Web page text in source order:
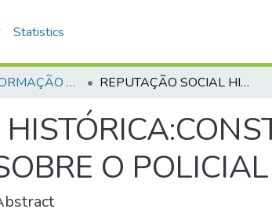
Statistics
CURSO DE FORMAÇÃO DE PRAÇAS - CFP - 2018 REPUTAÇÃO SOCIAL HISTÓRICA:CONSTRUÇÕES E DESMISTIFICAÇÕES SOBRE O POLICIAL MILITAR
O